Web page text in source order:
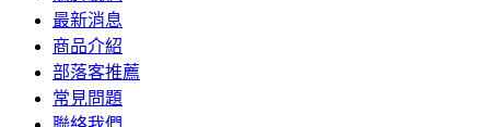
最新消息
商品介紹
部落客推薦
常見問題